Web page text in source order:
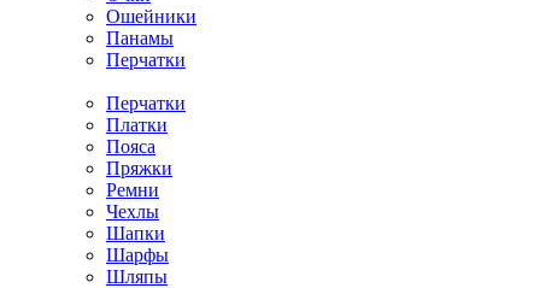
Ошейники
Панамы
Перчатки
Перчатки
Платки
Пояса
Пряжки
Ремни
Чехлы
Шапки
Шарфы
Шляпы